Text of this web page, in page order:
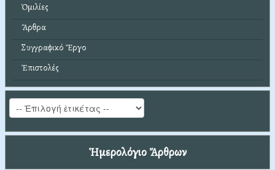
Ὁμιλίες
Ἄρθρα
Συγγραφικό Ἔργο
Ἐπιστολές
Ἡμερολόγιο Ἄρθρων